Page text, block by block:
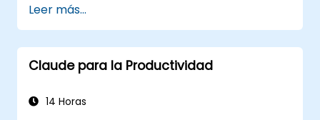
mejorar la toma de decisiones, acelerar la
planificación y construir una ventaja
competitiva mediante un liderazgo
potenciado por IA.
Leer más...
Claude para la Productividad
14 Horas